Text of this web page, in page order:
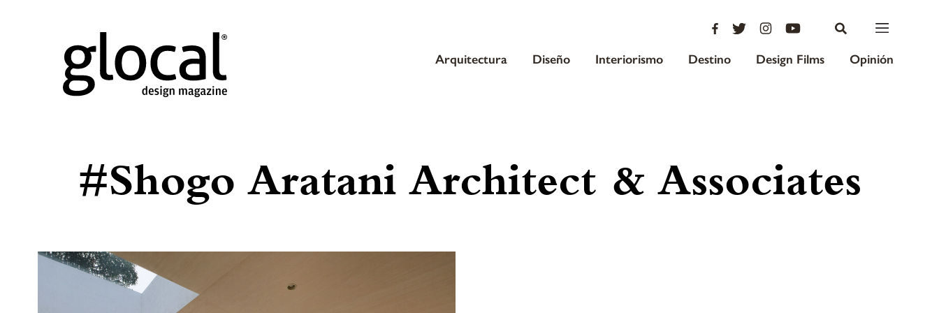
Arquitectura Diseño Interiorismo Destino Design Films Opinión
#Shogo Aratani Architect & Associates